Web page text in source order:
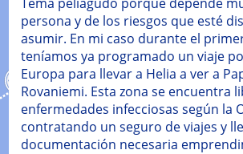
persona y de los riesgos que esté
asumir. En mi caso durante el
teníamos ya programado un viaje
Europa para llevar a Helia a ver a
Rovaniemi. Esta zona se encuentra
enfermedades infecciosas según la
contratando un seguro de viajes y
documentación necesaria